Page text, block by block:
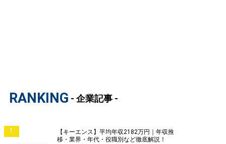
RANKING - 企業記事 -
1
【キーエンス】平均年収2182万円｜年収推
移・業界・年代・役職別など徹底解説！